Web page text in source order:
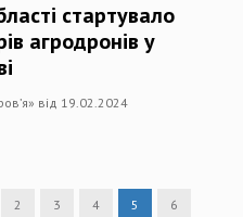
стартувало
агродронів у
від 19.02.2024
2 3 4 5 6